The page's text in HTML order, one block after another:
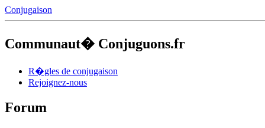
Conjugaison
Communaut� Conjuguons.fr
R�gles de conjugaison
Rejoignez-nous
Forum